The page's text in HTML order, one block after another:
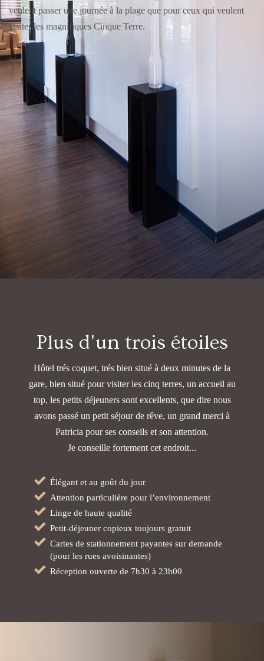
veulent passer une journée à la plage que pour ceux qui veulent
visiter les magnifiques Cinque Terre.
Plus d'un trois étoiles
Hôtel trés coquet, trés bien situé à deux minutes de la
gare, bien situé pour visiter les cinq terres, un accueil au
top, les petits déjeuners sont excellents, que dire nous
avons passé un petit séjour de rêve, un grand merci à
Patricia pour ses conseils et son attention.
Je conseille fortement cet endroit...
Élégant et au goût du jour
Attention particulière pour l’environnement
Linge de haute qualité
Petit-déjeuner copieux toujours gratuit
Cartes de stationnement payantes sur demande
(pour les rues avoisinantes)
Réception ouverte de 7h30 à 23h00